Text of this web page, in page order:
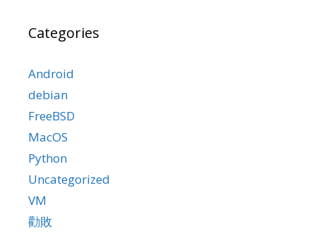
Categories
Android
debian
FreeBSD
MacOS
Python
Uncategorized
VM
勸敗